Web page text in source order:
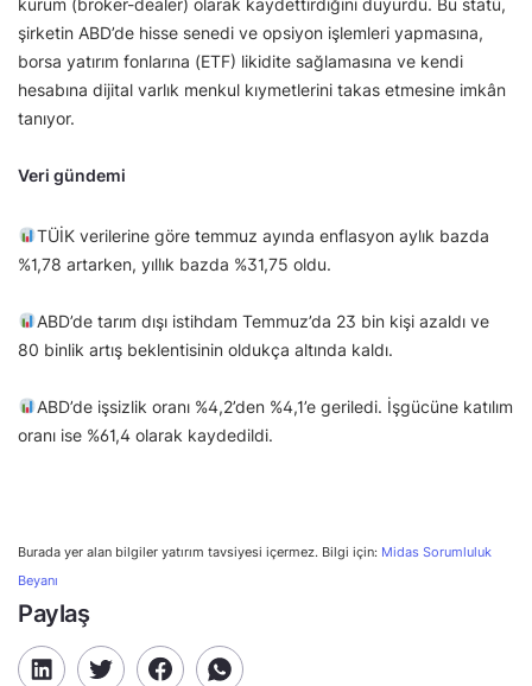
şirketin ABD’de hisse senedi ve opsiyon işlemleri yapmasına,
borsa yatırım fonlarına (ETF) likidite sağlamasına ve kendi
hesabına dijital varlık menkul kıymetlerini takas etmesine imkân
tanıyor.
Veri gündemi
TÜİK verilerine göre temmuz ayında enflasyon aylık bazda
%1,78 artarken, yıllık bazda %31,75 oldu.
ABD’de tarım dışı istihdam Temmuz’da 23 bin kişi azaldı ve
80 binlik artış beklentisinin oldukça altında kaldı.
ABD’de işsizlik oranı %4,2’den %4,1’e geriledi. İşgücüne katılım
oranı ise %61,4 olarak kaydedildi.
Burada yer alan bilgiler yatırım tavsiyesi içermez. Bilgi için: Midas Sorumluluk
Beyanı
Paylaş